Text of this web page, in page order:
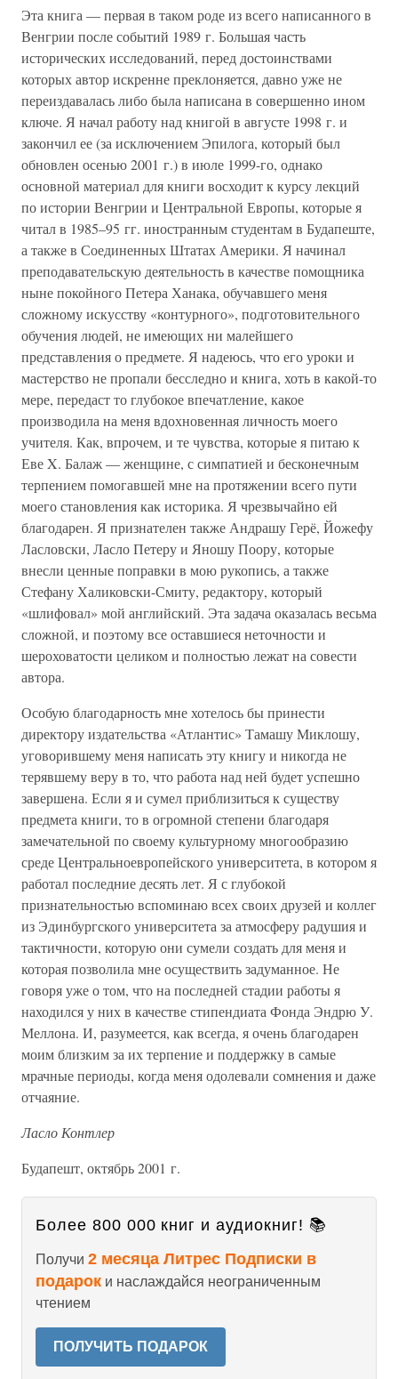
Эта книга — первая в таком роде из всего написанного в
Венгрии после событий 1989 г. Большая часть
исторических исследований, перед достоинствами
которых автор искренне преклоняется, давно уже не
переиздавалась либо была написана в совершенно ином
ключе. Я начал работу над книгой в августе 1998 г. и
закончил ее (за исключением Эпилога, который был
обновлен осенью 2001 г.) в июле 1999-го, однако
основной материал для книги восходит к курсу лекций
по истории Венгрии и Центральной Европы, которые я
читал в 1985–95 гг. иностранным студентам в Будапеште,
а также в Соединенных Штатах Америки. Я начинал
преподавательскую деятельность в качестве помощника
ныне покойного Петера Ханака, обучавшего меня
сложному искусству «контурного», подготовительного
обучения людей, не имеющих ни малейшего
представления о предмете. Я надеюсь, что его уроки и
мастерство не пропали бесследно и книга, хоть в какой-то
мере, передаст то глубокое впечатление, какое
производила на меня вдохновенная личность моего
учителя. Как, впрочем, и те чувства, которые я питаю к
Еве X. Балаж — женщине, с симпатией и бесконечным
терпением помогавшей мне на протяжении всего пути
моего становления как историка. Я чрезвычайно ей
благодарен. Я признателен также Андрашу Герё, Йожефу
Ласловски, Ласло Петеру и Яношу Поору, которые
внесли ценные поправки в мою рукопись, а также
Стефану Халиковски-Смиту, редактору, который
«шлифовал» мой английский. Эта задача оказалась весьма
сложной, и поэтому все оставшиеся неточности и
шероховатости целиком и полностью лежат на совести
автора.
Особую благодарность мне хотелось бы принести
директору издательства «Атлантис» Тамашу Миклошу,
уговорившему меня написать эту книгу и никогда не
терявшему веру в то, что работа над ней будет успешно
завершена. Если я и сумел приблизиться к существу
предмета книги, то в огромной степени благодаря
замечательной по своему культурному многообразию
среде Центральноевропейского университета, в котором я
работал последние десять лет. Я с глубокой
признательностью вспоминаю всех своих друзей и коллег
из Эдинбургского университета за атмосферу радушия и
тактичности, которую они сумели создать для меня и
которая позволила мне осуществить задуманное. Не
говоря уже о том, что на последней стадии работы я
находился у них в качестве стипендиата Фонда Эндрю У.
Меллона. И, разумеется, как всегда, я очень благодарен
моим близким за их терпение и поддержку в самые
мрачные периоды, когда меня одолевали сомнения и даже
отчаяние.
Ласло Контлер
Будапешт, октябрь 2001 г.
Более 800 000 книг и аудиокниг! 📚
Получи 2 месяца Литрес Подписки в
подарок и наслаждайся неограниченным
чтением
ПОЛУЧИТЬ ПОДАРОК